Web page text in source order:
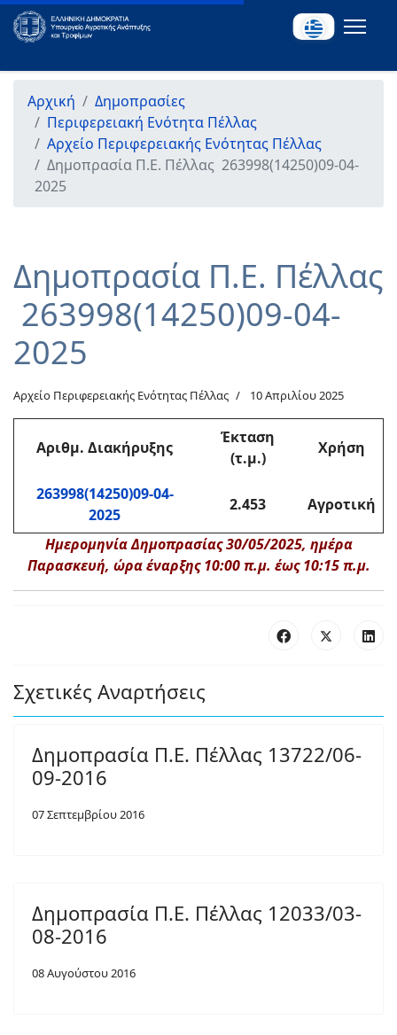
Αρχική
Δημοπρασίες
Περιφερειακή Ενότητα Πέλλας
Αρχείο Περιφερειακής Ενότητας Πέλλας
Δημοπρασία Π.Ε. Πέλλας 263998(14250)09-04-
2025
Δημοπρασία Π.Ε. Πέλλας
263998(14250)09-04-
2025
Αρχείο Περιφερειακής Ενότητας Πέλλας 10 Απριλίου 2025
Αριθμ. Διακήρυξης
Έκταση
(τ.μ.)
Χρήση
263998(14250)09-04-
2025
2.453 Αγροτική
Ημερομηνία Δημοπρασίας 30/05/2025, ημέρα
Παρασκευή, ώρα έναρξης 10:00 π.μ. έως 10:15 π.μ.
Σχετικές Αναρτήσεις
Δημοπρασία Π.Ε. Πέλλας 13722/06-
09-2016
07 Σεπτεμβρίου 2016
Δημοπρασία Π.Ε. Πέλλας 12033/03-
08-2016
08 Αυγούστου 2016